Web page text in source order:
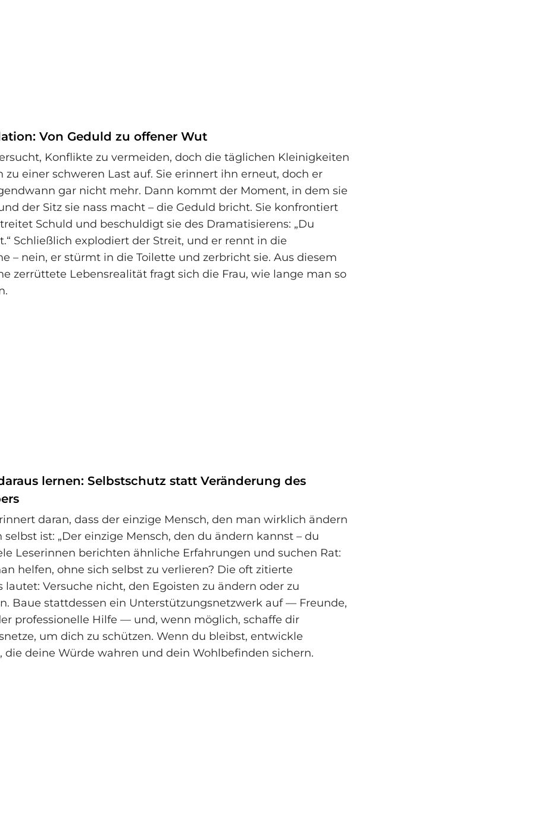
Von Geduld zu offener Wut
Konflikte zu vermeiden, doch die täglichen Kleinigkeiten
zu einer schweren Last auf. Sie erinnert ihn erneut, doch er
gar nicht mehr. Dann kommt der Moment, in dem sie
der Sitz sie nass macht – die Geduld bricht. Sie konfrontiert
Schuld und beschuldigt sie des Dramatisierens: „Du
Schließlich explodiert der Streit, und er rennt in die
– nein, er stürmt in die Toilette und zerbricht sie. Aus diesem
zerrüttete Lebensrealität fragt sich die Frau, wie lange man so
lernen: Selbstschutz statt Veränderung des
daran, dass der einzige Mensch, den man wirklich ändern
selbst ist: „Der einzige Mensch, den du ändern kannst – du
Leserinnen berichten ähnliche Erfahrungen und suchen Rat:
helfen, ohne sich selbst zu verlieren? Die oft zitierte
lautet: Versuche nicht, den Egoisten zu ändern oder zu
Baue stattdessen ein Unterstützungsnetzwerk auf — Freunde,
professionelle Hilfe — und, wenn möglich, schaffe dir
um dich zu schützen. Wenn du bleibst, entwickle
die deine Würde wahren und dein Wohlbefinden sichern.